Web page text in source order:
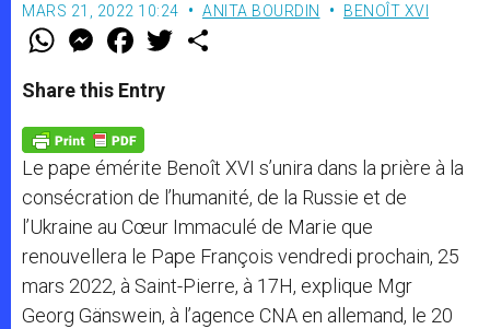
MARS 21, 2022 10:24 ANITA BOURDIN BENOÎT XVI
W
t
s
p
p
M
e
s
e
g
e
r
F
a
e
b
o
k
w
Share this Entry
Le pape émérite Benoît XVI s’unira dans la prière à la
consécration de l’humanité, de la Russie et de
l’Ukraine au Cœur Immaculé de Marie que
renouvellera le Pape François vendredi prochain, 25
mars 2022, à Saint-Pierre, à 17H, explique Mgr
Georg Gänswein, à l’agence CNA en allemand, le 20